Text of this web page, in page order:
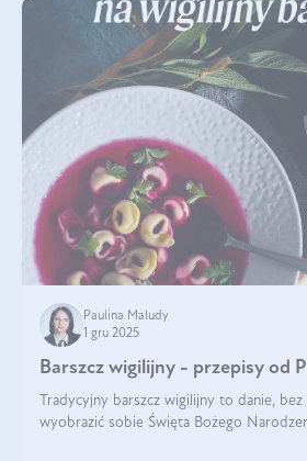
Paulina Maludy
1 gru 2025
Barszcz wigilijny - przepisy od
Tradycyjny barszcz wigilijny to danie,
wyobrazić sobie Święta Bożego